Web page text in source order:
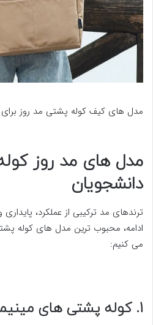
مدل های کیف کوله پشتی مد روز
مدل های مد روز
دانشجویان
ترندهای مد ترکیبی از عملکرد،
ادامه، محبوب ترین مدل های کوله
می کنیم:
1. کوله پشتی های مینیمال